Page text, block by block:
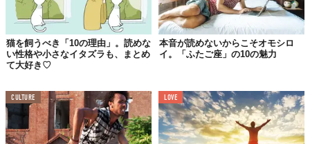
猫を飼うべき「10の理由」。読めな
い性格や小さなイタズラも、まとめ
て大好き♡
本音が読めないからこそオモシロ
イ。「ふたご座」の10の魅力
CULTURE LOVE